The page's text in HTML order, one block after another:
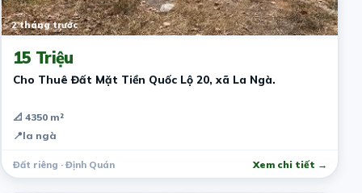
2 tháng trước
15 Triệu
Cho Thuê Đất Mặt Tiền Quốc Lộ 20, xã La Ngà.
📐 4350 m²
📍la ngà
Đất riêng · Định Quán Xem chi tiết →